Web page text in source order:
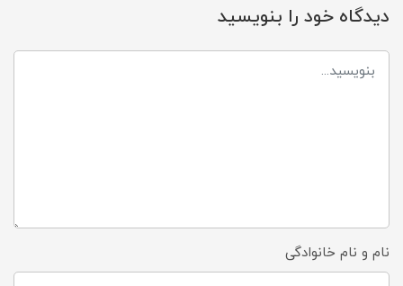
دیدگاه خود را بنویسید
نام و نام خانوادگی